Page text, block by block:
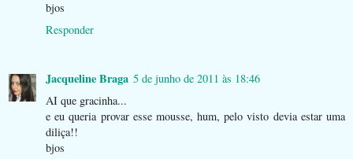
bjos
Responder
Jacqueline Braga 5 de junho de 2011 às 18:46
AI que gracinha...
e eu queria provar esse mousse, hum, pelo visto devia estar uma
diliça!!
bjos